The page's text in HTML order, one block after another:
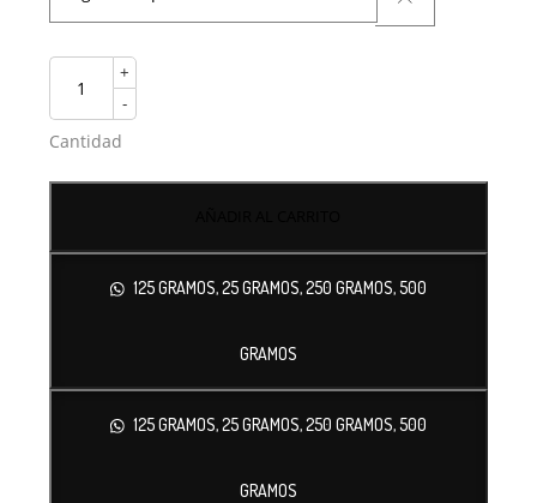
+
-
Cantidad
125 GRAMOS, 25 GRAMOS, 250 GRAMOS, 500
GRAMOS
125 GRAMOS, 25 GRAMOS, 250 GRAMOS, 500
GRAMOS